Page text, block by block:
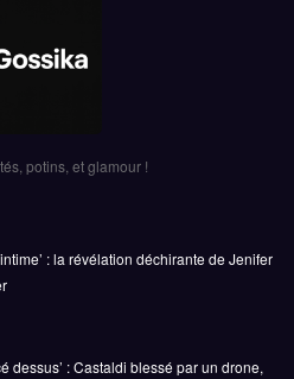
potins, et glamour !
intime’ : la révélation déchirante de Jenifer
dessus’ : Castaldi blessé par un drone,